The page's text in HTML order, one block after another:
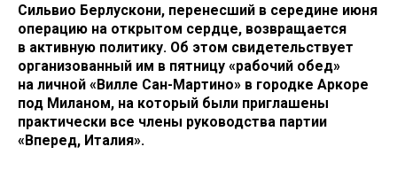
Сильвио Берлускони, перенесший в середине июня
операцию на открытом сердце, возвращается
в активную политику. Об этом свидетельствует
организованный им в пятницу «рабочий обед»
на личной «Вилле Сан-Мартино» в городке Аркоре
под Миланом, на который были приглашены
практически все члены руководства партии
«Вперед, Италия».